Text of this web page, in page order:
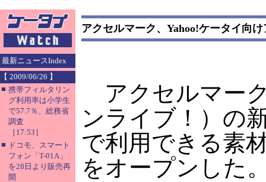
最新ニュースIndex
【 2009/06/26 】
■ 携帯フィルタリン
グ利用率は小学生
で57.7％、総務省
調査
［17:53］
■ ドコモ、スマート
フォン「T-01A」
を28日より販売再
開
アクセルマーク、Yahoo!ケータイ向
アクセルマー
ンライブ！）の
で利用できる素
をオープンした